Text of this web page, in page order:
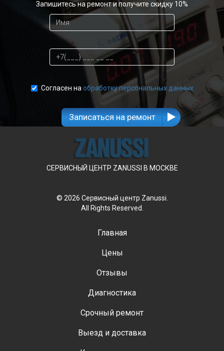
Запишитесь на ремонт и получите скидку 10%
Согласен наобработку персональных данных
Записаться на ремонт
СЕРВИСНЫЙ ЦЕНТР ZANUSSI В МОСКВЕ
© 2026 Сервисный центр Zanussi.
All Rights Reserved.
Главная
Цены
Отзывы
Диагностика
Срочный ремонт
Выезд и доставка